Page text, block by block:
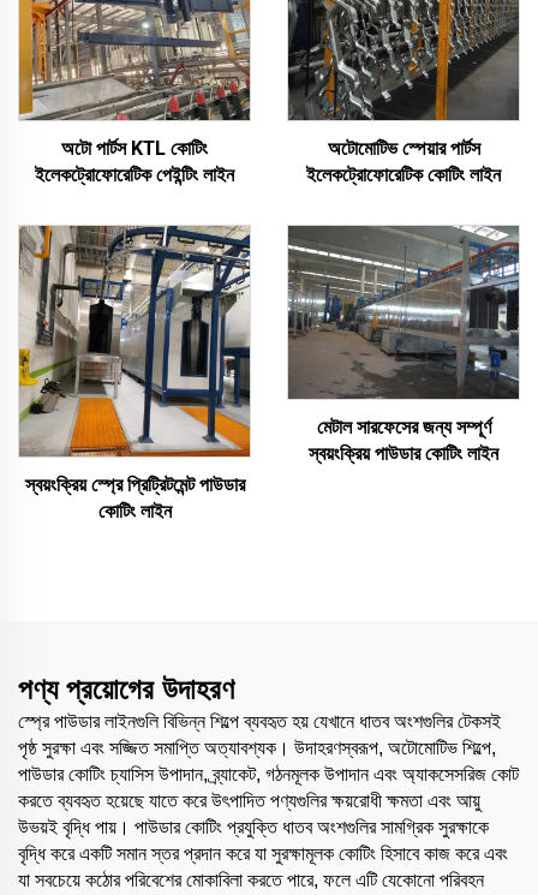
অটো পার্টস KTL কোটিং
ইলেকট্রোফোরেটিক পেইন্টিং লাইন
অটোমোটিভ স্পেয়ার পার্টস
ইলেকট্রোফোরেটিক কোটিং লাইন
স্বয়ংক্রিয় স্প্রে প্রিট্রিটমেন্ট পাউডার
কোটিং লাইন
মেটাল সারফেসের জন্য সম্পূর্ণ
স্বয়ংক্রিয় পাউডার কোটিং লাইন
পণ্য প্রয়োগের উদাহরণ
স্প্রে পাউডার লাইনগুলি বিভিন্ন শিল্পে ব্যবহৃত হয় যেখানে ধাতব অংশগুলির টেকসই
পৃষ্ঠ সুরক্ষা এবং সজ্জিত সমাপ্তি অত্যাবশ্যক। উদাহরণস্বরূপ, অটোমোটিভ শিল্পে,
পাউডার কোটিং চ্যাসিস উপাদান, ব্র্যাকেট, গঠনমূলক উপাদান এবং অ্যাকসেসরিজ কোট
করতে ব্যবহৃত হয়েছে যাতে করে উৎপাদিত পণ্যগুলির ক্ষয়রোধী ক্ষমতা এবং আয়ু
উভয়ই বৃদ্ধি পায়। পাউডার কোটিং প্রযুক্তি ধাতব অংশগুলির সামগ্রিক সুরক্ষাকে
বৃদ্ধি করে একটি সমান স্তর প্রদান করে যা সুরক্ষামূলক কোটিং হিসাবে কাজ করে এবং
যা সবচেয়ে কঠোর পরিবেশের মোকাবিলা করতে পারে, ফলে এটি যেকোনো পরিবহন